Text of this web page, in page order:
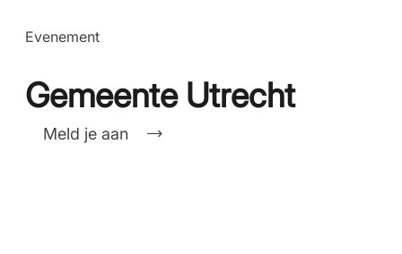
Evenement
Gemeente Utrecht
Meld je aan